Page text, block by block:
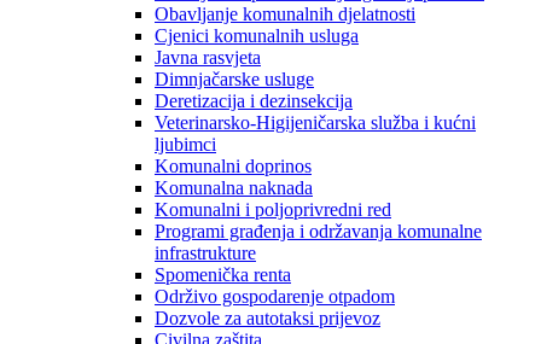
Obavljanje komunalnih djelatnosti
Cjenici komunalnih usluga
Javna rasvjeta
Dimnjačarske usluge
Deretizacija i dezinsekcija
Veterinarsko-Higijeničarska služba i kućni
ljubimci
Komunalni doprinos
Komunalna naknada
Komunalni i poljoprivredni red
Programi građenja i održavanja komunalne
infrastrukture
Spomenička renta
Održivo gospodarenje otpadom
Dozvole za autotaksi prijevoz
Civilna zaštita